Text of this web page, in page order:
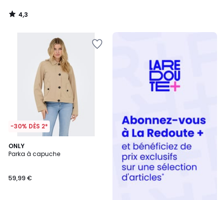
4,3
/
-30% DÈS 2*
ONLY
Parka à capuche
59,99 €
5
/